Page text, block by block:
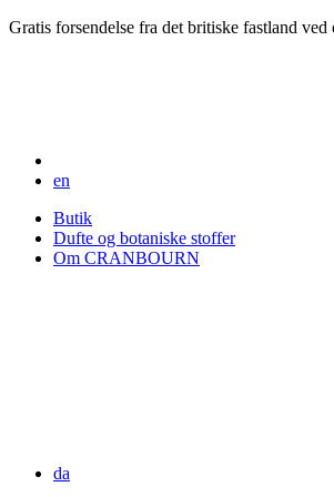
Gratis forsendelse fra det britiske fastland
en
Butik
Dufte og botaniske stoffer
Om CRANBOURN
da